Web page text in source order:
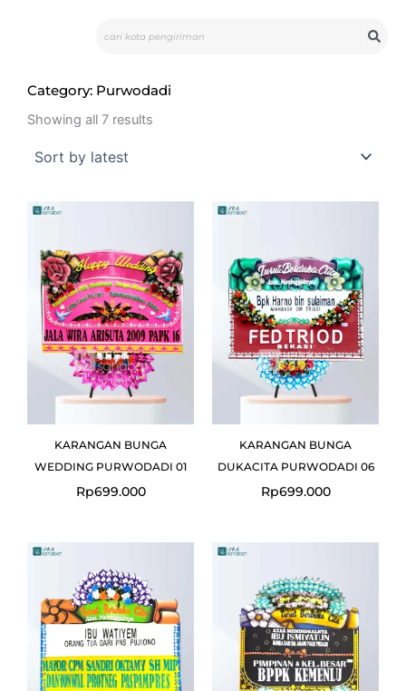
Category: Purwodadi
Showing all 7 results
KARANGAN BUNGA
WEDDING PURWODADI 01
Rp699.000
KARANGAN BUNGA
DUKACITA PURWODADI 06
Rp699.000